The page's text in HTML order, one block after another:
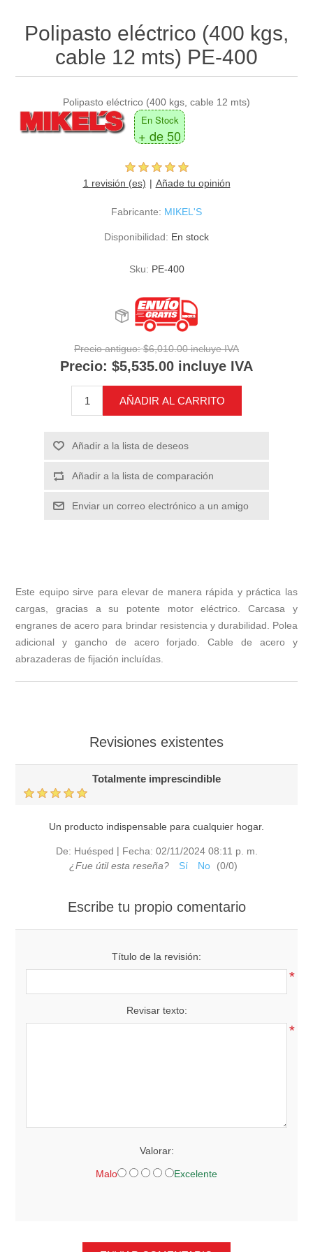
Polipasto eléctrico (400 kgs,
cable 12 mts) PE-400
Polipasto eléctrico (400 kgs, cable 12 mts)
En Stock
+ de 50
1 revisión (es) Añade tu opinión
Fabricante: MIKEL'S
Disponibilidad: En stock
Sku: PE-400
Precio antiguo: $6,010.00 incluye IVA
Precio: $5,535.00 incluye IVA
AÑADIR AL CARRITO
Añadir a la lista de deseos
Añadir a la lista de comparación
Enviar un correo electrónico a un amigo
Este equipo sirve para elevar de manera rápida y práctica las
cargas, gracias a su potente motor eléctrico. Carcasa y
engranes de acero para brindar resistencia y durabilidad. Polea
adicional y gancho de acero forjado. Cable de acero y
abrazaderas de fijación incluídas.
Revisiones existentes
Totalmente imprescindible
Un producto indispensable para cualquier hogar.
De: Huésped | Fecha: 02/11/2024 08:11 p. m.
¿Fue útil esta reseña?
Sí No (0/0)
Escribe tu propio comentario
Título de la revisión:
*
Revisar texto:
*
Valorar:
Malo Excelente